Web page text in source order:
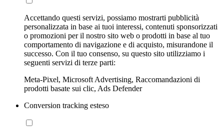
Accettando questi servizi, possiamo mostrarti pubblicità
personalizzata in base ai tuoi interessi, contenuti sponsorizzati
o promozioni per il nostro sito web o prodotti in base al tuo
comportamento di navigazione e di acquisto, misurandone il
successo. Con il tuo consenso, su questo sito utilizziamo i
seguenti servizi di terze parti:
Meta-Pixel, Microsoft Advertising, Raccomandazioni di
prodotti basate sui clic, Ads Defender
Conversion tracking esteso